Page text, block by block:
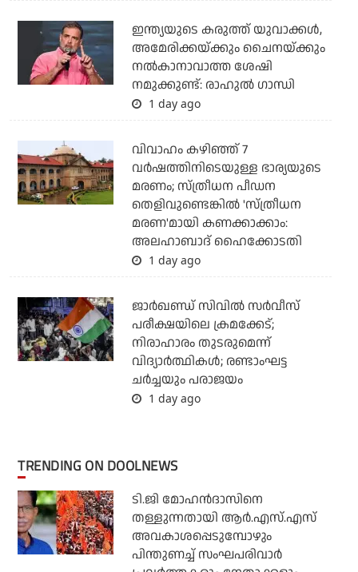
ഇന്ത്യയുടെ കരുത്ത് യുവാക്കള്‍,
അമേരിക്കയ്ക്കും ചൈനയ്ക്കും
നല്‍കാനാവാത്ത ശേഷി
നമുക്കുണ്ട്: രാഹുല്‍ ഗാന്ധി
1 day ago
വിവാഹം കഴിഞ്ഞ് 7
വര്‍ഷത്തിനിടെയുള്ള ഭാര്യയുടെ
മരണം; സ്ത്രീധന പീഡന
തെളിവുണ്ടെങ്കില്‍ 'സ്ത്രീധന
മരണ'മായി കണക്കാക്കാം:
അലഹാബാദ് ഹൈക്കോടതി
1 day ago
ജാര്‍ഖണ്ഡ് സിവില്‍ സര്‍വീസ്
പരീക്ഷയിലെ ക്രമക്കേട്;
നിരാഹാരം തുടരുമെന്ന്
വിദ്യാര്‍ത്ഥികള്‍; രണ്ടാംഘട്ട
ചര്‍ച്ചയും പരാജയം
1 day ago
TRENDING ON DOOLNEWS
ടി.ജി മോഹന്‍ദാസിനെ
തള്ളുന്നതായി ആര്‍.എസ്.എസ്
അവകാശപ്പെടുമ്പോഴും
പിന്തുണച്ച് സംഘപരിവാര്‍